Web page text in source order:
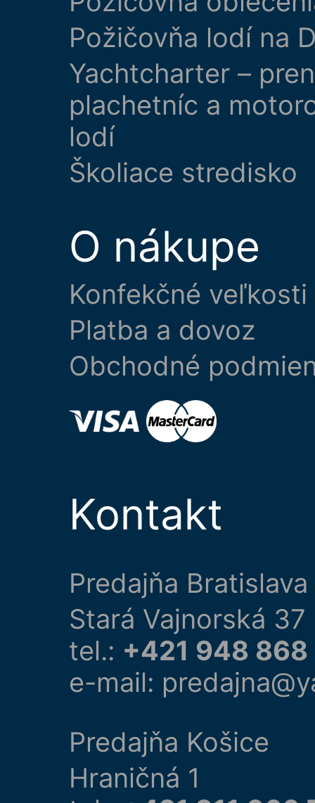
Požičovňa lodí na
Yachtcharter –
plachetníc a
lodí
Školiace stredisko
O nákupe
Konfekčné veľkosti
Platba a dovoz
Obchodné
Kontakt
Predajňa Bratislava
Stará Vajnorská 37
tel.: +421 948
e-mail:
Predajňa Košice
Hraničná 1